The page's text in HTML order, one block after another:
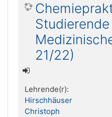
21/22)
Lehrende(r):
Hirschhäuser
Christoph